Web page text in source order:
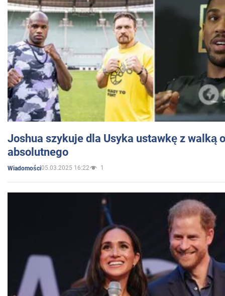
Joshua szykuje dla Usyka ustawkę z walką
absolutnego
Wiadomości05.03.2025 16:22 1